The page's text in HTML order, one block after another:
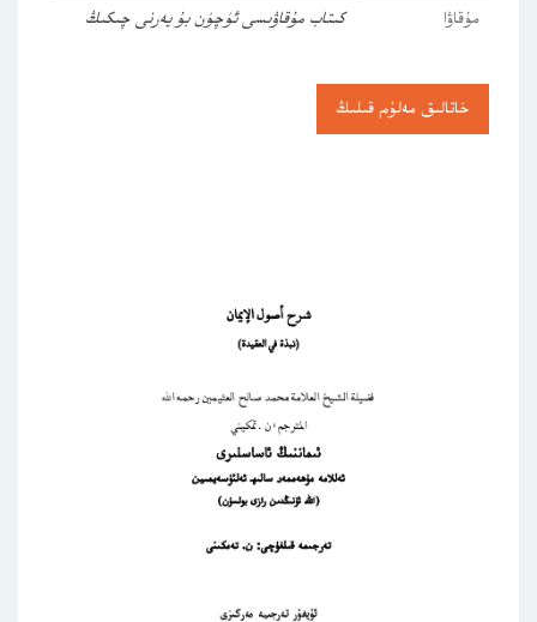
مۇقاۋا
كىتاب مۇقاۋىسى ئۈچۈن بۇ يەرنى چىكىڭ
خاتالىق مەلۇم قىلىڭ